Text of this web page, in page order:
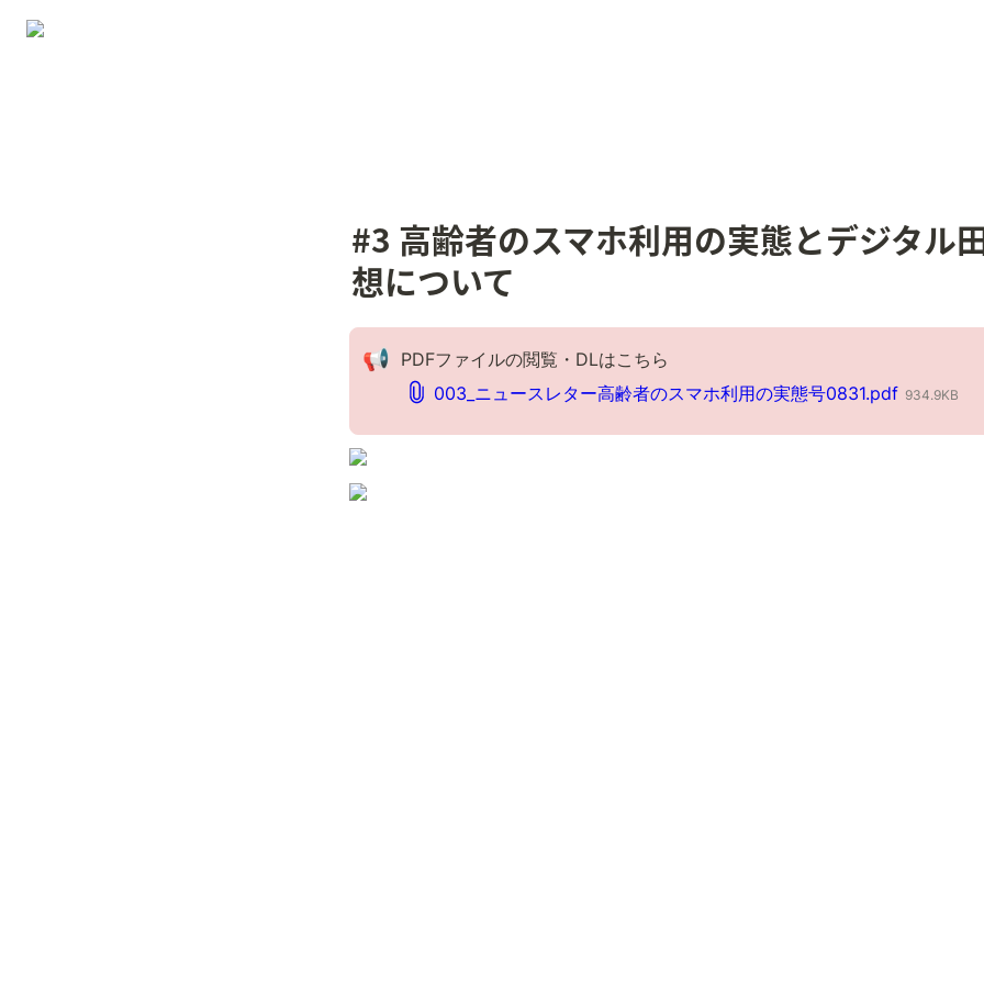
#3 高齢者のスマホ利用の実態とデジタル
想について
📢 PDFファイルの閲覧・DLはこちら
003_ニュースレター高齢者のスマホ利用の実態号0831.pdf 934.9KB